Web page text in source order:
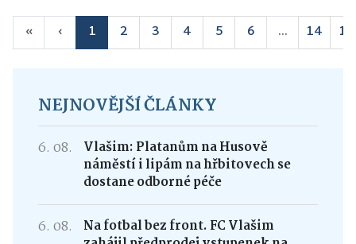
« ‹ 1 2 3 4 5 6 ... 14 15
NEJNOVĚJŠÍ ČLÁNKY
6. 08.
Vlašim: Platanům na Husově
náměstí i lipám na hřbitovech se
dostane odborné péče
6. 08.
Na fotbal bez front. FC Vlašim